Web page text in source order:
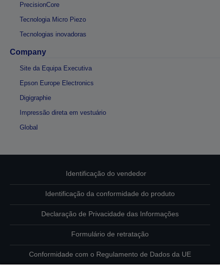
PrecisionCore
Tecnologia Micro Piezo
Tecnologias inovadoras
Company
Site da Equipa Executiva
Epson Europe Electronics
Digigraphie
Impressão direta em vestuário
Global
Identificação do vendedor
Identificação da conformidade do produto
Declaração de Privacidade das Informações
Formulário de retratação
Conformidade com o Regulamento de Dados da UE